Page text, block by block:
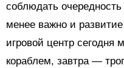
соблюдать
менее важно и
игровой центр сегодня
кораблем, завтра —